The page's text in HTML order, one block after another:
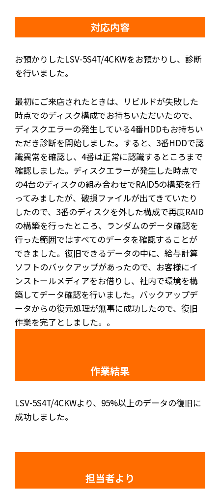
対応内容
お預かりしたLSV-5S4T/4CKWをお預かりし、診断
を行いました。
最初にご来店されたときは、リビルドが失敗した
時点でのディスク構成でお持ちいただいたので、
ディスクエラーの発生している4番HDDもお持ちい
ただき診断を開始しました。すると、3番HDDで認
識異常を確認し、4番は正常に認識するところまで
確認しました。ディスクエラーが発生した時点で
の4台のディスクの組み合わせでRAID5の構築を行
ってみましたが、破損ファイルが出てきていたり
したので、3番のディスクを外した構成で再度RAID
の構築を行ったところ、ランダムのデータ確認を
行った範囲ではすべてのデータを確認することが
できました。復旧できるデータの中に、給与計算
ソフトのバックアップがあったので、お客様にイ
ンストールメディアをお借りし、社内で環境を構
築してデータ確認を行いました。バックアップデ
ータからの復元処理が無事に成功したので、復旧
作業を完了としました。。
作業結果
LSV-5S4T/4CKWより、95%以上のデータの復旧に
成功しました。
担当者より